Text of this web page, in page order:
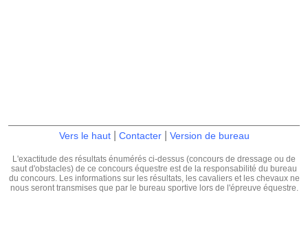
Vers le haut Contacter Version de bureau
L'exactitude des résultats énumérés ci-dessus (concours de dressage ou de
saut d'obstacles) de ce concours équestre est de la responsabilité du bureau
du concours. Les informations sur les résultats, les cavaliers et les chevaux ne
nous seront transmises que par le bureau sportive lors de l'épreuve équestre.